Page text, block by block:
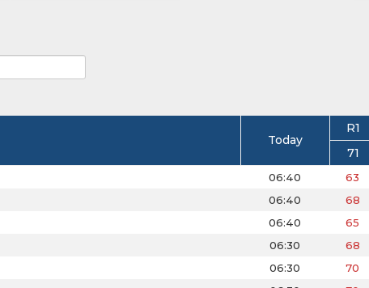
Today
R1
71
06:40 63
06:40
68
06:40
65
06:30
68
06:30
70